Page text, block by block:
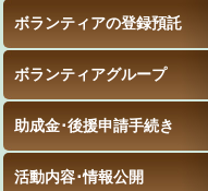
ボランティアの登録預託
ボランティアグループ
助成金･後援申請手続き
活動内容･情報公開